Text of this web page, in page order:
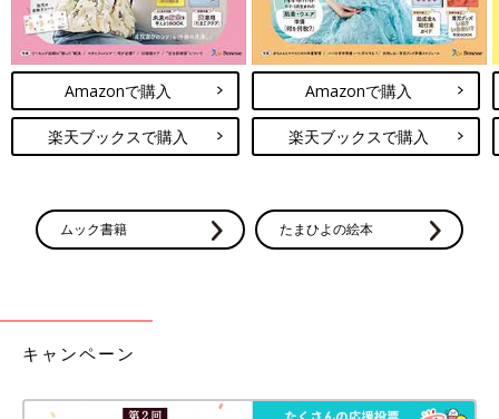
Amazonで購入
楽天ブックスで購入
Amazonで購入
楽天ブックスで購入
ムック書籍 たまひよの絵本
キャンペーン